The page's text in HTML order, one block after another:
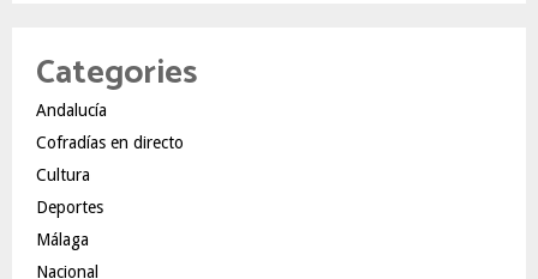
Categories
Andalucía
Cofradías en directo
Cultura
Deportes
Málaga
Nacional